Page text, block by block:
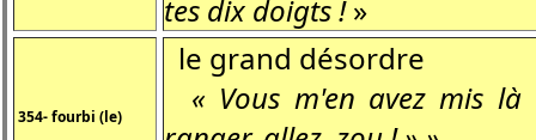
tes dix doigts !»
354- fourbi (le)
le grand désordre
« Vous m'en avez mis